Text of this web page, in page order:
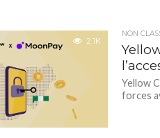
2.1K
NON
Yellow
forces